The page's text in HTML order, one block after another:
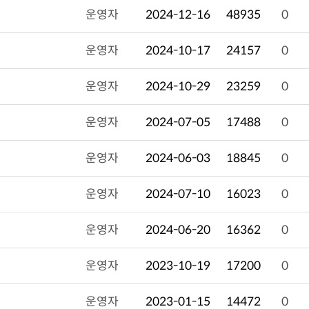
운영자 2024-12-16 48935 0
운영자 2024-10-17 24157 0
운영자 2024-10-29 23259 0
운영자 2024-07-05 17488 0
운영자 2024-06-03 18845 0
운영자 2024-07-10 16023 0
운영자 2024-06-20 16362 0
운영자 2023-10-19 17200 0
운영자 2023-01-15 14472 0